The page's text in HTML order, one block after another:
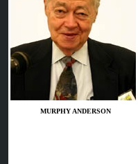
MURPHY ANDERSON